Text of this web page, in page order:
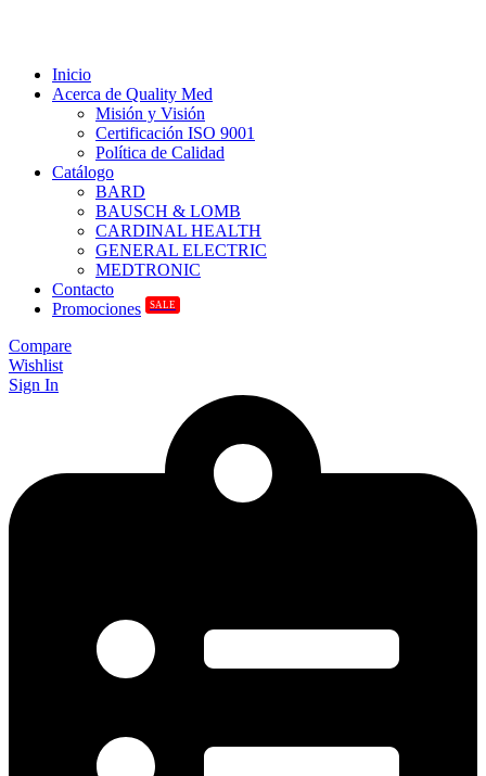
Inicio
Acerca de Quality Med
Misión y Visión
Certificación ISO 9001
Política de Calidad
Catálogo
BARD
BAUSCH & LOMB
CARDINAL HEALTH
GENERAL ELECTRIC
MEDTRONIC
Contacto
Promociones
SALE
Compare
Wishlist
Sign In